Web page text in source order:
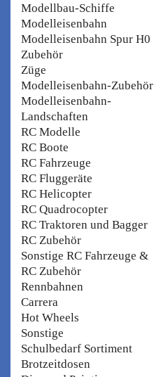
Modellbau-Schiffe
Modelleisenbahn
Modelleisenbahn Spur H0
Zubehör
Züge
Modelleisenbahn-Zubehör
Modelleisenbahn-
Landschaften
RC Modelle
RC Boote
RC Fahrzeuge
RC Fluggeräte
RC Helicopter
RC Quadrocopter
RC Traktoren und Bagger
RC Zubehör
Sonstige RC Fahrzeuge &
RC Zubehör
Rennbahnen
Carrera
Hot Wheels
Sonstige
Schulbedarf Sortiment
Brotzeitdosen